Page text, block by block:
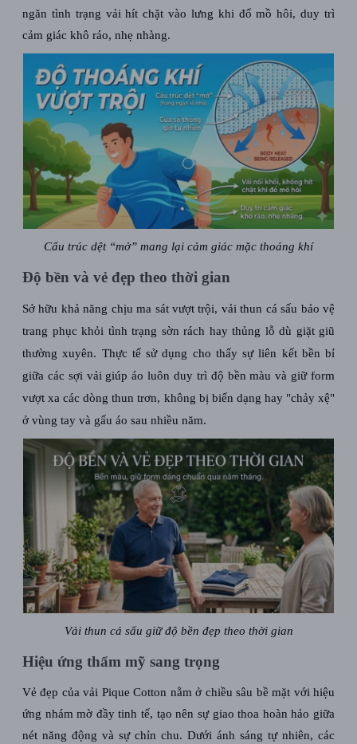
ngăn tình trạng vải hít chặt vào lưng khi đổ mồ hôi, duy trì
cảm giác khô ráo, nhẹ nhàng.
Cấu trúc dệt “mở” mang lại cảm giác mặc thoáng khí
Độ bền và vẻ đẹp theo thời gian
Sở hữu khả năng chịu ma sát vượt trội, vải thun cá sấu bảo vệ
trang phục khỏi tình trạng sờn rách hay thủng lỗ dù giặt giũ
thường xuyên. Thực tế sử dụng cho thấy sự liên kết bền bỉ
giữa các sợi vải giúp áo luôn duy trì độ bền màu và giữ form
vượt xa các dòng thun trơn, không bị biến dạng hay "chảy xệ"
ở vùng tay và gấu áo sau nhiều năm.
Vải thun cá sấu giữ độ bền đẹp theo thời gian
Hiệu ứng thẩm mỹ sang trọng
Vẻ đẹp củavải Pique Cotton nằm ở chiều sâu bề mặt với hiệu
ứng nhám mờ đầy tinh tế, tạo nên sự giao thoa hoàn hảo giữa
nét năng động và sự chỉn chu. Dưới ánh sáng tự nhiên, các